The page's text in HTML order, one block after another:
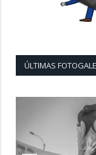
ÚLTIMAS